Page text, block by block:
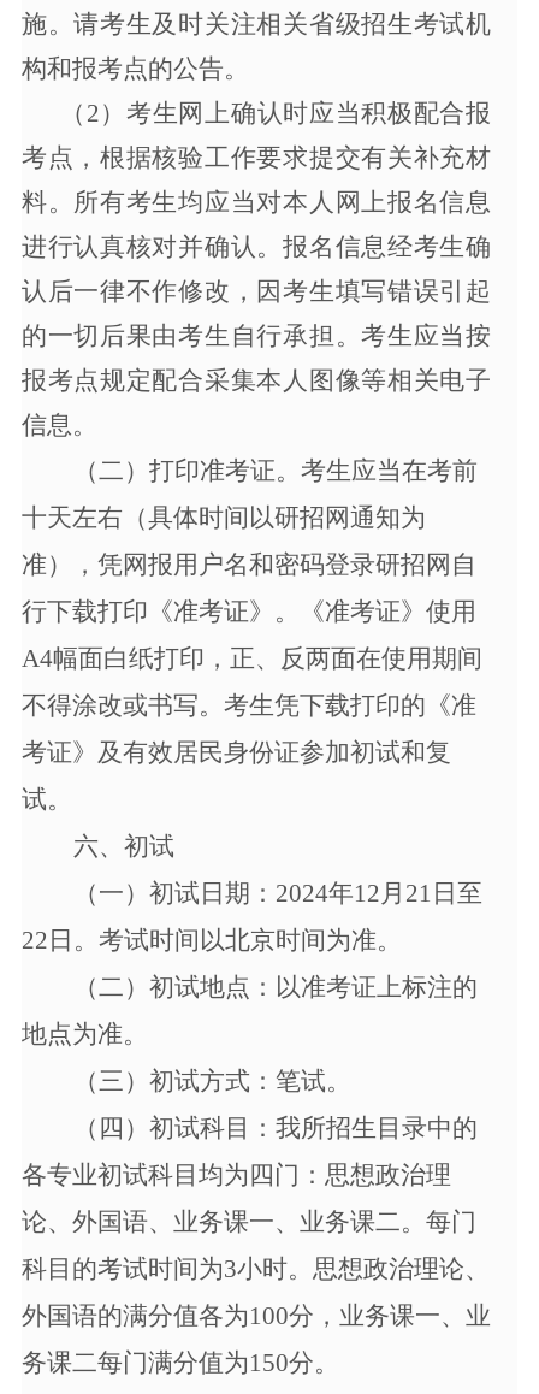
施。请考生及时关注相关省级招生考试机
构和报考点的公告。
（ 2）考生网上确认时应当积极配合报
考点，根据核验工作要求提交有关补充材
料。所有考生均应当对本人网上报名信息
进行认真核对并确认。报名信息经考生确
认后一律不作修改，因考生填写错误引起
的一切后果由考生自行承担。考生应当按
报考点规定配合采集本人图像等相关电子
信息。
（二）打印准考证。考生应当在考前
十天左右（具体时间以研招网通知为
准），凭网报用户名和密码登录研招网自
行下载打印《准考证》。《准考证》使用
A4幅面白纸打印，正、反两面在使用期间
不得涂改或书写。考生凭下载打印的《准
考证》及有效居民身份证参加初试和复
试。
六、 初试
（一）初试日 期： 2024年12月21日至
22日。 考试时间以北京时间为准。
（二）初试地点：以准考证上标注的
地点为准。
（三）初试方式：笔试。
（ 四 ）初试科目：我所招生目录中的
各专业初试科目均为四门：思想政治理
论、外国语、业务课一、业务课二。每门
科目的考试时间为3小时。思想政治理论、
外国语的满分值各为100分，业务课一、业
务课二每门满分值为150分。